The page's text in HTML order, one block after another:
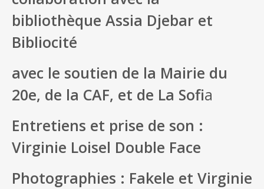
bibliothèque Assia Djebar et
Bibliocité
avec le soutien de la Mairie du
20e, de la CAF, et de La Sofia
Entretiens et prise de son :
Virginie Loisel Double Face
Photographies : Fakele et Virginie